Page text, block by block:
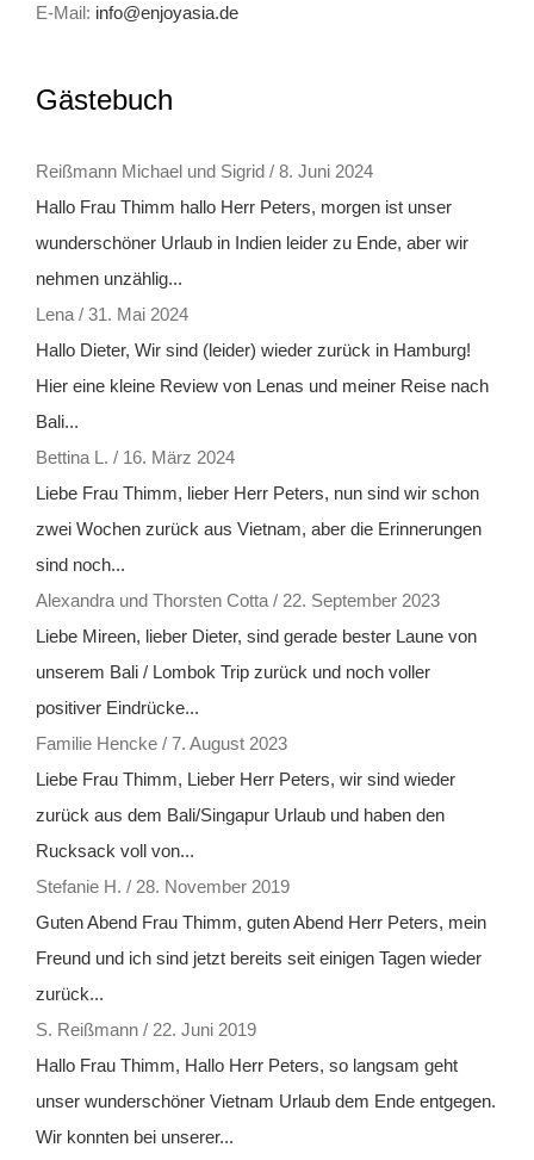
E-Mail: info@enjoyasia.de
Gästebuch
Reißmann Michael und Sigrid / 8. Juni 2024
Hallo Frau Thimm hallo Herr Peters, morgen ist unser
wunderschöner Urlaub in Indien leider zu Ende, aber wir
nehmen unzählig...
Lena / 31. Mai 2024
Hallo Dieter, Wir sind (leider) wieder zurück in Hamburg!
Hier eine kleine Review von Lenas und meiner Reise nach
Bali...
Bettina L. / 16. März 2024
Liebe Frau Thimm, lieber Herr Peters, nun sind wir schon
zwei Wochen zurück aus Vietnam, aber die Erinnerungen
sind noch...
Alexandra und Thorsten Cotta / 22. September 2023
Liebe Mireen, lieber Dieter, sind gerade bester Laune von
unserem Bali / Lombok Trip zurück und noch voller
positiver Eindrücke...
Familie Hencke / 7. August 2023
Liebe Frau Thimm, Lieber Herr Peters, wir sind wieder
zurück aus dem Bali/Singapur Urlaub und haben den
Rucksack voll von...
Stefanie H. / 28. November 2019
Guten Abend Frau Thimm, guten Abend Herr Peters, mein
Freund und ich sind jetzt bereits seit einigen Tagen wieder
zurück...
S. Reißmann / 22. Juni 2019
Hallo Frau Thimm, Hallo Herr Peters, so langsam geht
unser wunderschöner Vietnam Urlaub dem Ende entgegen.
Wir konnten bei unserer...